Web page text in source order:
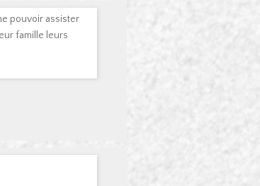
pouvoir assister
famille leurs